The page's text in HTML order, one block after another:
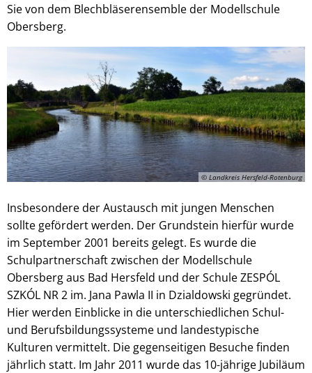
Sie von dem Blechbläserensemble der Modellschule
Obersberg.
© Landkreis Hersfeld-Rotenburg
Insbesondere der Austausch mit jungen Menschen
sollte gefördert werden. Der Grundstein hierfür wurde
im September 2001 bereits gelegt. Es wurde die
Schulpartnerschaft zwischen der Modellschule
Obersberg aus Bad Hersfeld und der Schule ZESPÓL
SZKÓL NR 2 im. Jana Pawla II in Dzialdowski gegründet.
Hier werden Einblicke in die unterschiedlichen Schul-
und Berufsbildungssysteme und landestypische
Kulturen vermittelt. Die gegenseitigen Besuche finden
jährlich statt. Im Jahr 2011 wurde das 10-jährige Jubiläum